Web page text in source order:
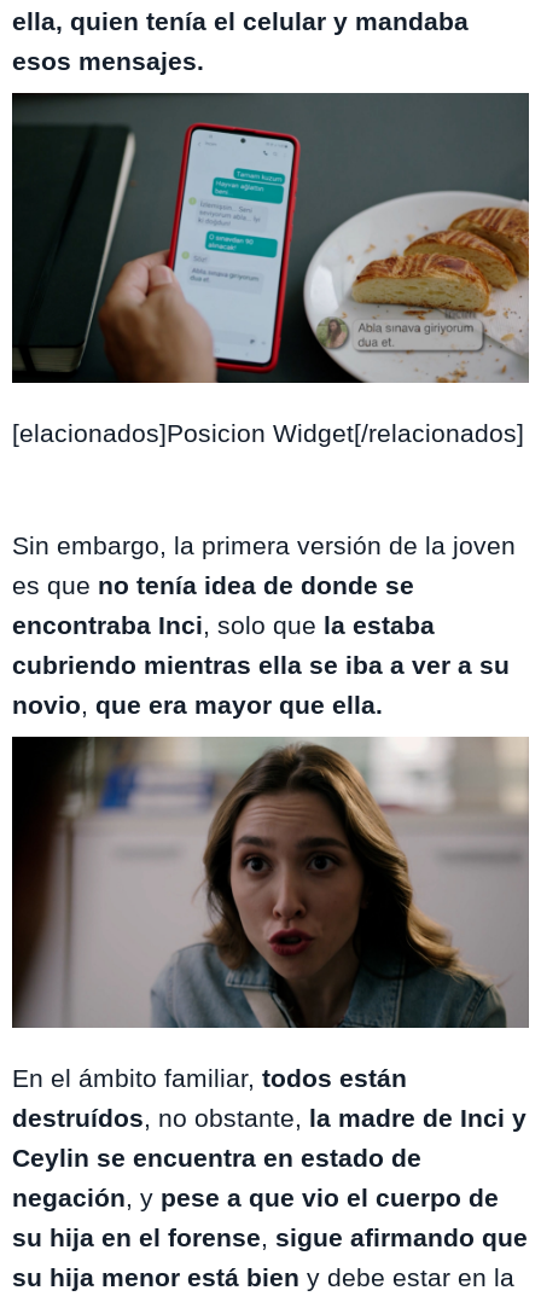
ella, quien tenía el celular y mandaba
esos mensajes.
[elacionados]Posicion Widget[/relacionados]
Sin embargo, la primera versión de la joven
es que no tenía idea de donde se
encontraba Inci, solo que la estaba
cubriendo mientras ella se iba a ver a su
novio, que era mayor que ella.
En el ámbito familiar, todos están
destruídos, no obstante, la madre de Inci y
Ceylin se encuentra en estado de
negación, y pese a que vio el cuerpo de
su hija en el forense, sigue afirmando que
su hija menor está bien y debe estar en la